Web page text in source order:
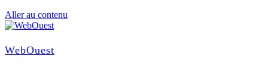
Aller au contenu
WebOuest